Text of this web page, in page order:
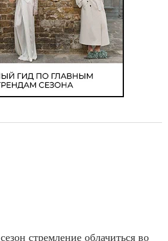
стремление облачиться во